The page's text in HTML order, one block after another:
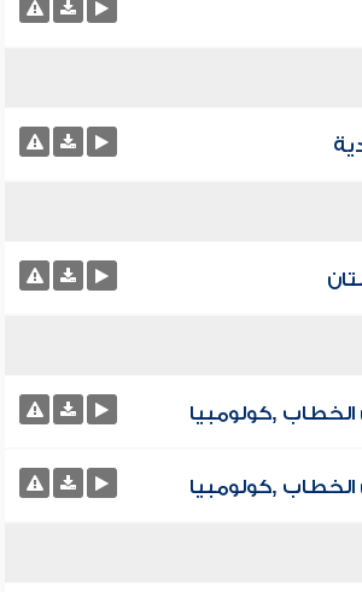
الخطاب ,كولومبيا
الخطاب ,كولومبيا